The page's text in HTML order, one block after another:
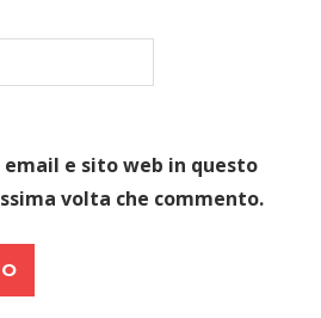
email e sito web in questo
volta che commento.